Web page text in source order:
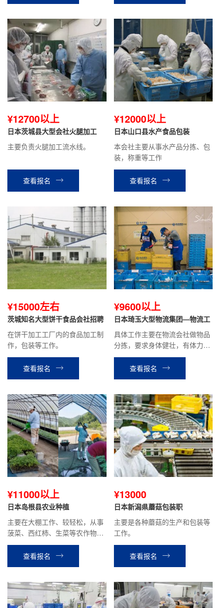
¥12700以上
日本茨城县大型会社火腿加工
主要负责火腿加工流水线。
查看报名
¥12000以上
日本山口县水产食品包装
本会社主要从事水产品分拣、包
装，称重等工作
查看报名
¥15000左右
茨城知名大型饼干食品会社招聘
在饼干加工工厂内的食品加工制
作，包装等工作。
查看报名
¥9600以上
日本琦玉大型物流集团—物流工
具体工作主要在物流会社做物品
分拣，要求身体健壮，有体力的
人。患有颈椎、腰疼等关节病，
慢性病的不可以。贫血，头晕，
癫痫，色盲不可以。
查看报名
¥11000以上
日本岛根县农业种植
主要在大棚工作、较轻松，从事
菠菜、西红柿、生菜等农作物的
种植、收割、包装等工作。
查看报名
¥13000
日本新潟県蘑菇包装职
主要是各种蘑菇的生产和包装等
工作。
查看报名